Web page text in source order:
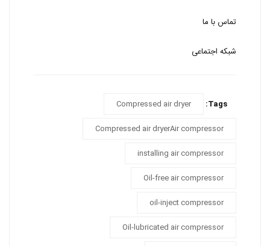
تماس با ما
شبکه اجتماعی
Tags:
Compressed air dryer
Compressed air dryerAir compressor
installing air compressor
Oil-free air compressor
oil-inject compressor
Oil-lubricated air compressor